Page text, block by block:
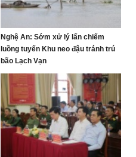
Nghệ An: Sớm xử lý lấn chiếm
luồng tuyến Khu neo đậu tránh trú
bão Lạch Vạn